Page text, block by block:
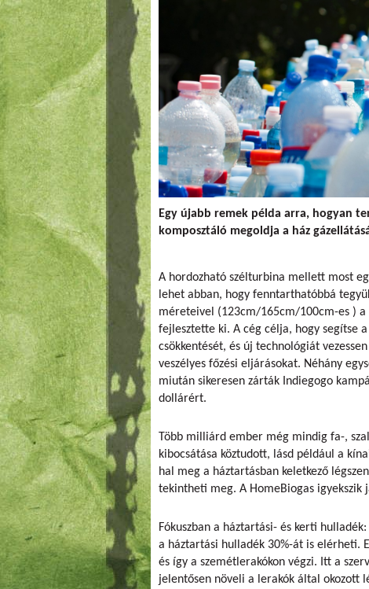
Egy újabb remek példa arra, hogyan
komposztáló megoldja a ház
A hordozható szélturbina mellett most
lehet abban, hogy fenntarthatóbbá
méreteivel (123cm/165cm/100cm-es )
fejlesztette ki. A cég célja, hogy segítse
csökkentését, és új technológiát
veszélyes főzési eljárásokat. Néhány
miután sikeresen zárták Indiegogo
dollárért.
Több milliárd ember még mindig fa-,
kibocsátása köztudott, lásd például a
hal meg a háztartásban keletkező
tekintheti meg. A HomeBiogas igyekszik
Fókuszban a háztartási- és kerti
a háztartási hulladék 30%-át is elérheti.
és így a szemétlerakókon végzi. Itt a
jelentősen növeli a lerakók által okozott